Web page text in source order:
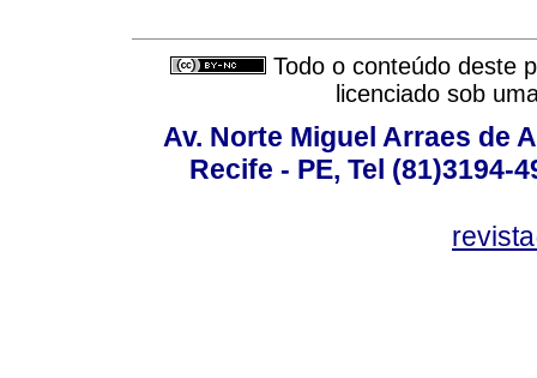
Todo o conteúdo deste
licenciado sob
Av. Norte Miguel Arraes de
Recife - PE, Tel (81)3194-